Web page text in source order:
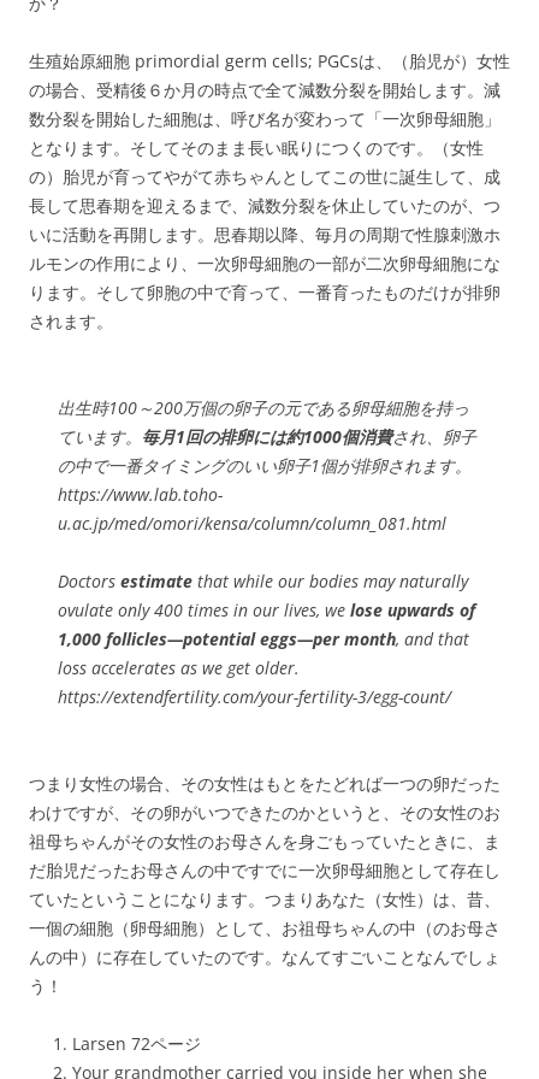
生殖始原細胞 primordial germ cells; PGCsは、（胎児が）女性
の場合、受精後６か月の時点で全て減数分裂を開始します。減
数分裂を開始した細胞は、呼び名が変わって「一次卵母細胞」
となります。そしてそのまま長い眠りにつくのです。（女性
の）胎児が育ってやがて赤ちゃんとしてこの世に誕生して、成
長して思春期を迎えるまで、減数分裂を休止していたのが、つ
いに活動を再開します。思春期以降、毎月の周期で性腺刺激ホ
ルモンの作用により、一次卵母細胞の一部が二次卵母細胞にな
ります。そして卵胞の中で育って、一番育ったものだけが排卵
されます。
出生時100～200万個の卵子の元である卵母細胞を持っ
ています。 毎月1回の排卵には約1000個消費され、卵子
の中で一番タイミングのいい卵子1個が排卵されます。
https://www.lab.toho-
u.ac.jp/med/omori/kensa/column/column_081.html
Doctors estimate that while our bodies may naturally
ovulate only 400 times in our lives, we lose upwards of
1,000 follicles—potential eggs—per month, and that
loss accelerates as we get older.
https://extendfertility.com/your-fertility-3/egg-count/
つまり女性の場合、その女性はもとをたどれば一つの卵だった
わけですが、その卵がいつできたのかというと、その女性のお
祖母ちゃんがその女性のお母さんを身ごもっていたときに、ま
だ胎児だったお母さんの中ですでに一次卵母細胞として存在し
ていたということになります。つまりあなた（女性）は、昔、
一個の細胞（卵母細胞）として、お祖母ちゃんの中（のお母さ
んの中）に存在していたのです。なんてすごいことなんでしょ
う！
Larsen 72ページ
Your grandmother carried you inside her when she